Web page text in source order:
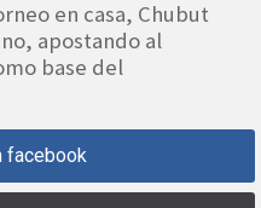
en casa, Chubut
apostando al
base del
facebook